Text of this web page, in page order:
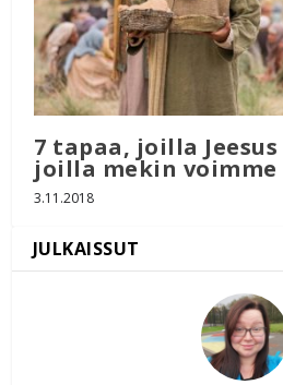
7 tapaa, joilla
joilla mekin voimme
3.11.2018